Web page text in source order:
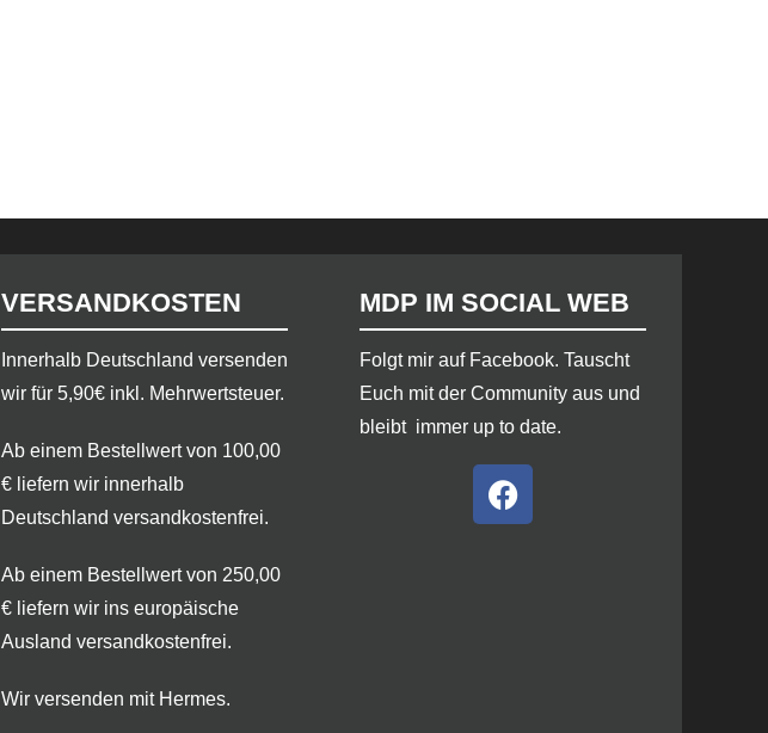
VERSANDKOSTEN
​Innerhalb Deutschland versenden
wir für 5,90€ inkl. Mehrwertsteuer.
Ab einem Bestellwert von 100,00
€ liefern wir innerhalb
Deutschland versandkostenfrei.
Ab einem Bestellwert von 250,00
€ liefern wir ins europäische
Ausland versandkostenfrei.
Wir versenden mit Hermes.
MDP IM SOCIAL WEB
​Folgt mir auf Facebook. Tauscht
Euch mit der Community aus und
bleibt immer up to date.